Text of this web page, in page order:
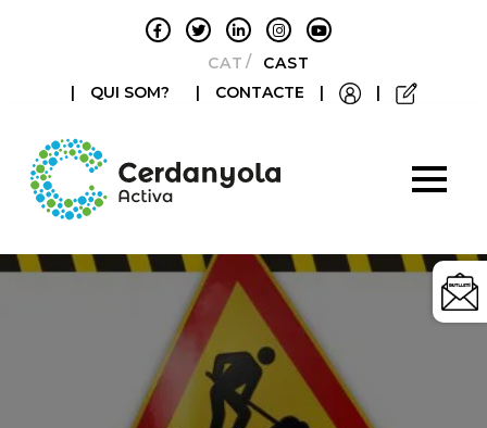
CATALÀCASTELLANO
|
QUI SOM? | CONTACTE | |